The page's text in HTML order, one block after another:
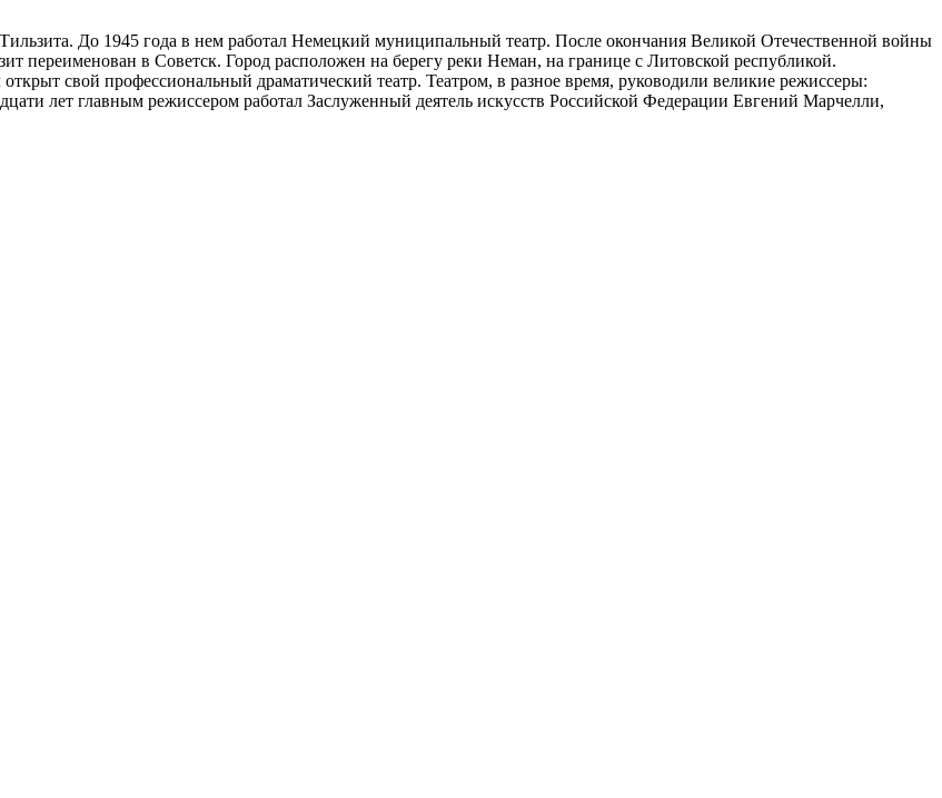
До 1945 года в нем работал Немецкий муниципальный театр. После окончания Великой Отечественной войны
переименован в Советск. Город расположен на берегу реки Неман, на границе с Литовской республикой.
свой профессиональный драматический театр. Театром, в разное время, руководили великие режиссеры:
лет главным режиссером работал Заслуженный деятель искусств Российской Федерации Евгений Марчелли,